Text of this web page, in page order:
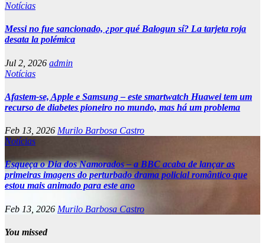
Notícias
Messi no fue sancionado, ¿por qué Balogun sí? La tarjeta roja
desata la polémica
Jul 2, 2026 admin
Notícias
Afastem-se, Apple e Samsung – este smartwatch Huawei tem um
recurso de diabetes pioneiro no mundo, mas há um problema
Feb 13, 2026 Murilo Barbosa Castro
Notícias
Esqueça o Dia dos Namorados – a BBC acaba de lançar as
primeiras imagens do perturbado drama policial romântico que
estou mais animado para este ano
Feb 13, 2026 Murilo Barbosa Castro
You missed